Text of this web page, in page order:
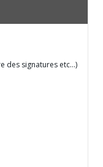
des signatures etc…)